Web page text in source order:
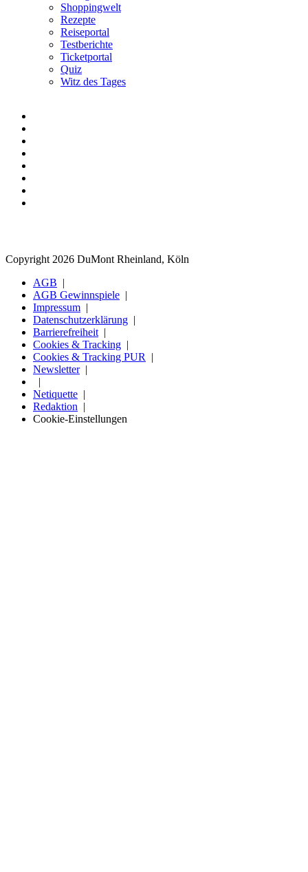
Shoppingwelt
Rezepte
Reiseportal
Testberichte
Ticketportal
Quiz
Witz des Tages
Copyright 2026 DuMont Rheinland, Köln
AGB
AGB Gewinnspiele
Impressum
Datenschutzerklärung
Barrierefreiheit
Cookies & Tracking
Cookies & Tracking PUR
Newsletter
Netiquette
Redaktion
Cookie-Einstellungen